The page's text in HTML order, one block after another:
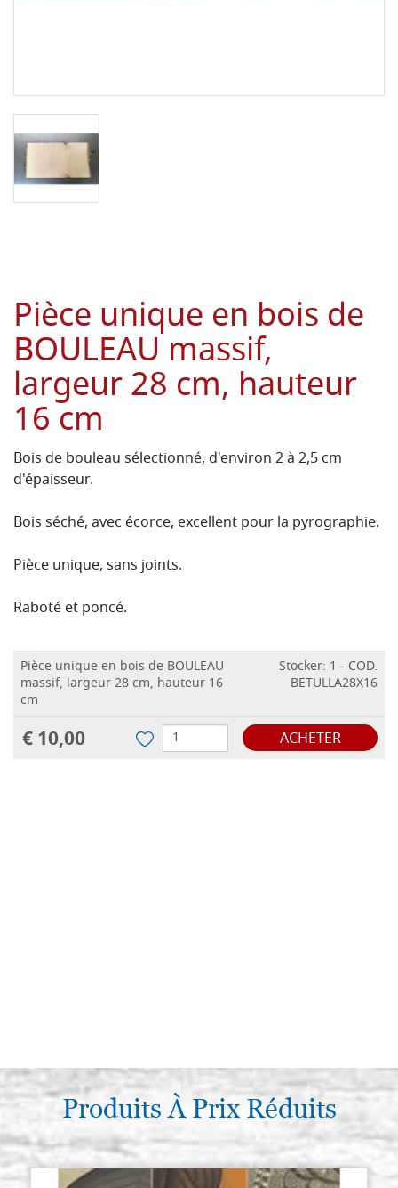
Pièce unique en bois de
BOULEAU massif,
largeur 28 cm, hauteur
16 cm
Bois de bouleau sélectionné, d'environ 2 à 2,5 cm
d'épaisseur.
Bois séché, avec écorce, excellent pour la pyrographie.
Pièce unique, sans joints.
Raboté et poncé.
Pièce unique en bois de BOULEAU
massif, largeur 28 cm, hauteur 16
cm
Stocker: 1 - COD.
BETULLA28X16
€ 10,00 ACHETER
Produits À Prix Réduits